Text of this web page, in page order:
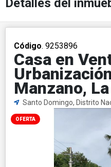
Detalles del
Código. 9253896
Casa en
Manzano,
Santo Domingo, Distrito
OFERTA